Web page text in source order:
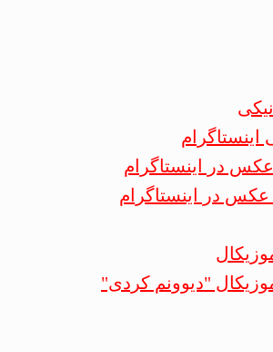
در اینستاگرام
در اینستاگرام
"دیوونم کردی"